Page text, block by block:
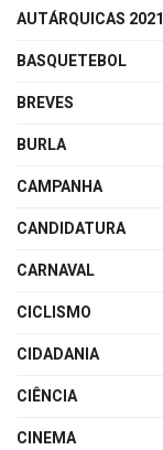
AUTÁRQUICAS 2021
BASQUETEBOL
BREVES
BURLA
CAMPANHA
CANDIDATURA
CARNAVAL
CICLISMO
CIDADANIA
CIÊNCIA
CINEMA